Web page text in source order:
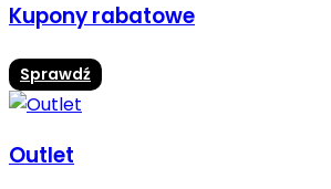
Kupony rabatowe
Sprawdź
Outlet